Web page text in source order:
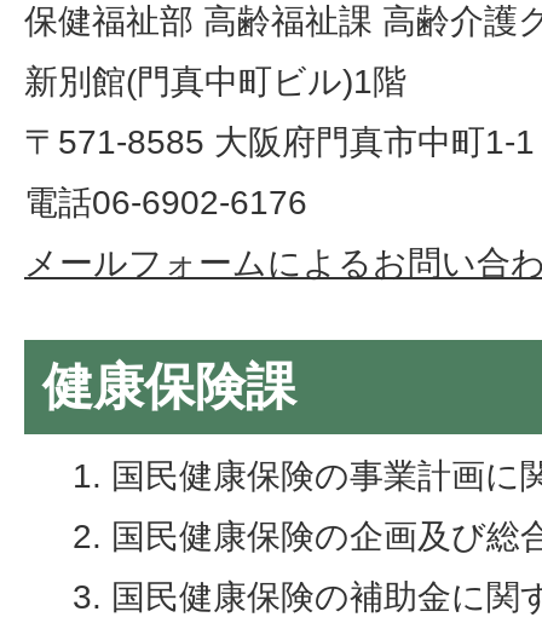
保健福祉部 高齢福祉課 高齢介護
新別館(門真中町ビル)1階
〒571-8585 大阪府門真市中町1-1
電話06-6902-6176
メールフォームによるお問い合
健康保険課
国民健康保険の事業計画に
国民健康保険の企画及び総
国民健康保険の補助金に関